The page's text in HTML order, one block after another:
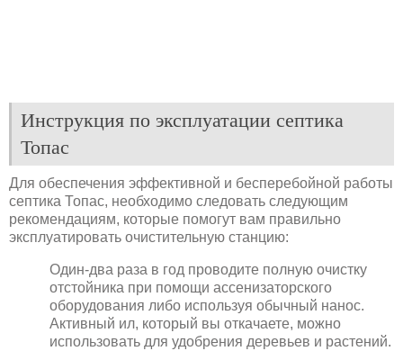
Инструкция по эксплуатации септика
Топас
Для обеспечения эффективной и бесперебойной работы
септика Топас, необходимо следовать следующим
рекомендациям, которые помогут вам правильно
эксплуатировать очистительную станцию:
Один-два раза в год проводите полную очистку
отстойника при помощи ассенизаторского
оборудования либо используя обычный нанос.
Активный ил, который вы откачаете, можно
использовать для удобрения деревьев и растений.